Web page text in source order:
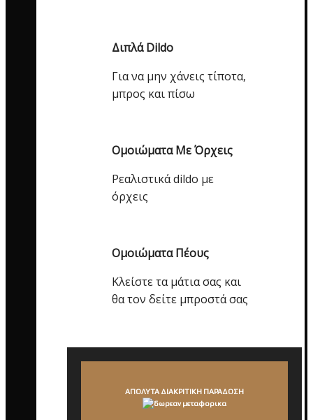
Διπλά Dildo
Για να μην χάνεις τίποτα,
μπρος και πίσω
Ομοιώματα Με Όρχεις
Ρεαλιστικά dildo με
όρχεις
Ομοιώματα Πέους
Κλείστε τα μάτια σας και
θα τον δείτε μπροστά σας
ΑΠΟΛΥΤΑ ΔΙΑΚΡΙΤΙΚΗ ΠΑΡΑΔΟΣΗ